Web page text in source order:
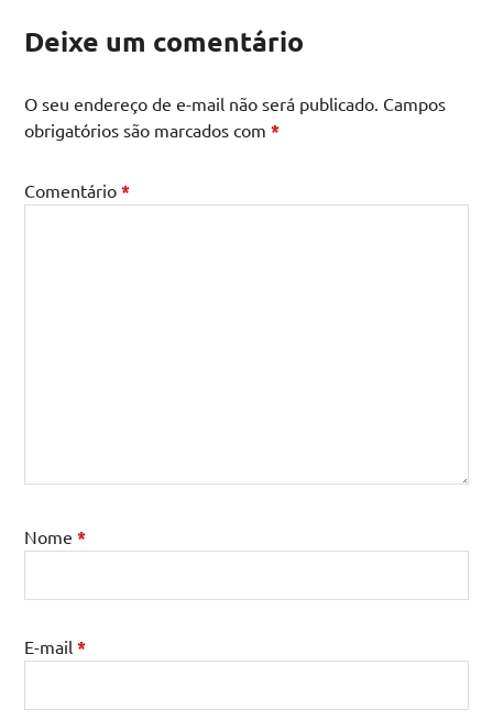
Deixe um comentário
O seu endereço de e-mail não será publicado. Campos
obrigatórios são marcados com*
Comentário*
Nome*
E-mail*